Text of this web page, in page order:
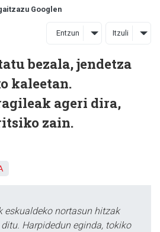
Googlen
Entzun Itzuli
bezala, jendetza
kaleetan.
ageri dira,
zain.
eskualdeko nortasun hitzak
Harpidedun eginda, tokiko